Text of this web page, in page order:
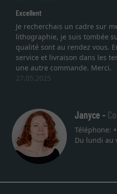
Excellent
Je recherchais un cadre sur
lithographie, je suis tombée
qualité sont au rendez vous.
service et livraison dans les
une autre commande. Merci.
27.05.2025
Janyce -
Téléphone:
Du lundi au